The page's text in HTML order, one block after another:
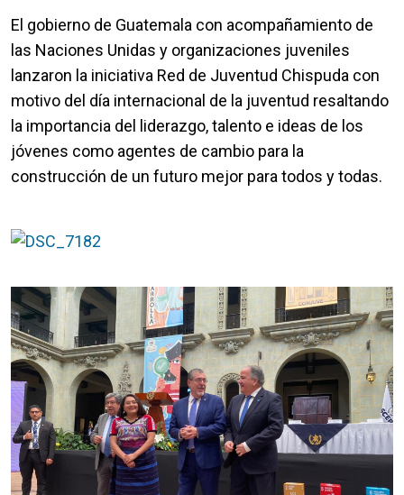
El gobierno de Guatemala con acompañamiento de
las Naciones Unidas y organizaciones juveniles
lanzaron la iniciativa Red de Juventud Chispuda con
motivo del día internacional de la juventud resaltando
la importancia del liderazgo, talento e ideas de los
jóvenes como agentes de cambio para la
construcción de un futuro mejor para todos y todas.